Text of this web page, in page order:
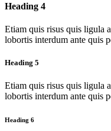
Heading 4
Etiam quis risus quis ligula
lobortis interdum ante quis
Heading 5
Etiam quis risus quis ligula
lobortis interdum ante quis
Heading 6